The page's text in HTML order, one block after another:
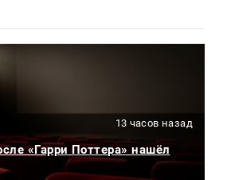
13 часов назад
«Гарри Поттера» нашёл